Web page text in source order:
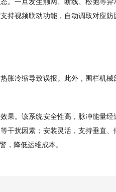
持视频联动功能，自动调取对应
冷缩导致误报。此外，围栏机械
果。该系统安全性高，脉冲能量
干扰因素；安装灵活，支持垂直
，降低运维成本。